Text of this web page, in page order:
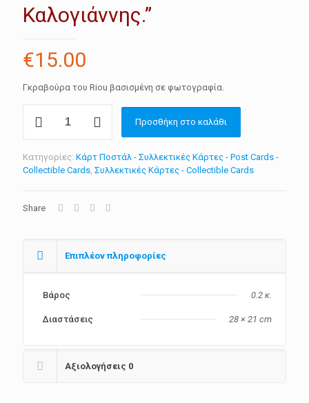
Καλογιάννης.”
€15.00
Γκραβούρα του Riou βασισμένη σε φωτογραφία.
Ιωάννης
Καλογιάννης."
Προσθήκη στο καλάθι
Κατηγορίες: Κάρτ Ποστάλ - Συλλεκτικές Κάρτες - Post Cards -
Collectible Cards, Συλλεκτικές Κάρτες - Collectible Cards
Share
Επιπλέον πληροφορίες
Βάρος 0.2 κ.
Διαστάσεις 28 × 21 cm
Αξιολογήσεις 0